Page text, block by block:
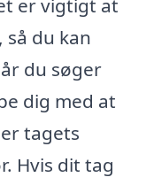
er vigtigt at
du kan
du søger
dig med at
tagets
Hvis dit tag